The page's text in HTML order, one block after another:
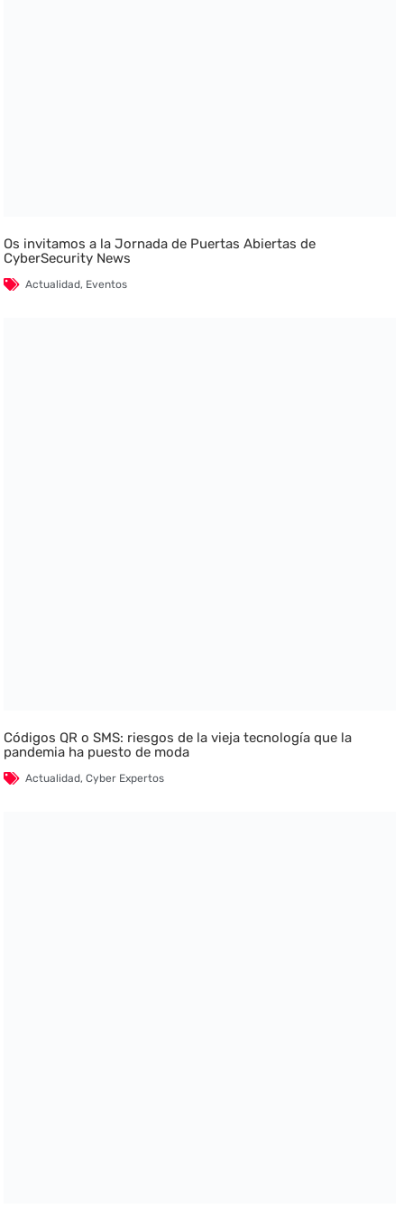
Os invitamos a la Jornada de Puertas Abiertas de
CyberSecurity News
Actualidad, Eventos
Códigos QR o SMS: riesgos de la vieja tecnología que la
pandemia ha puesto de moda
Actualidad,Cyber Expertos